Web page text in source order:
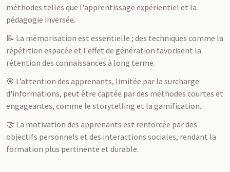
méthodes telles que l'apprentissage expérientiel et la
pédagogie inversée.
📝 La mémorisation est essentielle ; des techniques comme la
répétition espacée et l'effet de génération favorisent la
rétention des connaissances à long terme.
🎯 L’attention des apprenants, limitée par la surcharge
d'informations, peut être captée par des méthodes courtes et
engageantes, comme le storytelling et la gamification.
🤝 La motivation des apprenants est renforcée par des
objectifs personnels et des interactions sociales, rendant la
formation plus pertinente et durable.